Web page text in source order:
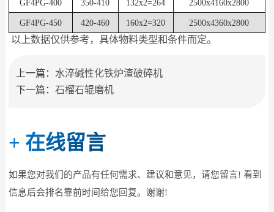
GF4PG-400 350-410 132x2=264 2500x4160x2800
GF4PG-450 420-460 160x2=320 2500x4360x2800
以上数据仅供参考，具体物料类型和条件而定。
上一篇： 水淬碱性化铁炉渣破碎机
下一篇： 石榴石辊磨机
+ 在线留言
如果您对我们的产品有任何需求、建议和意见，请您留言! 看到
信息后会排名靠前时间给您回复。谢谢!